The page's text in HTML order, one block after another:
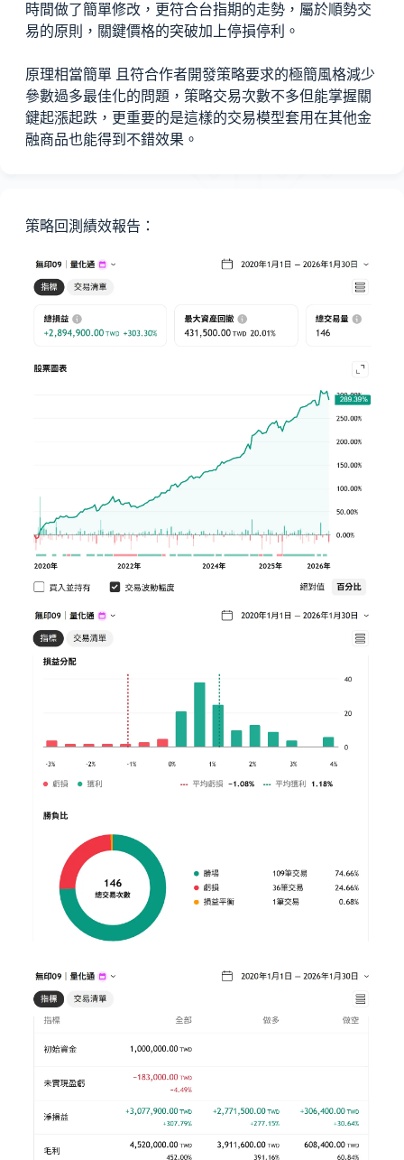
時間做了簡單修改，更符合台指期的走勢，屬於順勢交
易的原則，關鍵價格的突破加上停損停利。
原理相當簡單 且符合作者開發策略要求的極簡風格減少
參數過多最佳化的問題，策略交易次數不多但能掌握關
鍵起漲起跌，更重要的是這樣的交易模型套用在其他金
融商品也能得到不錯效果。
策略回測績效報告：